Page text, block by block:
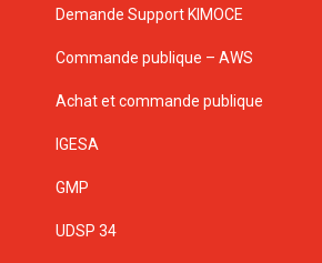
Demande Support KIMOCE
Commande publique – AWS
Achat et commande publique
IGESA
GMP
UDSP 34